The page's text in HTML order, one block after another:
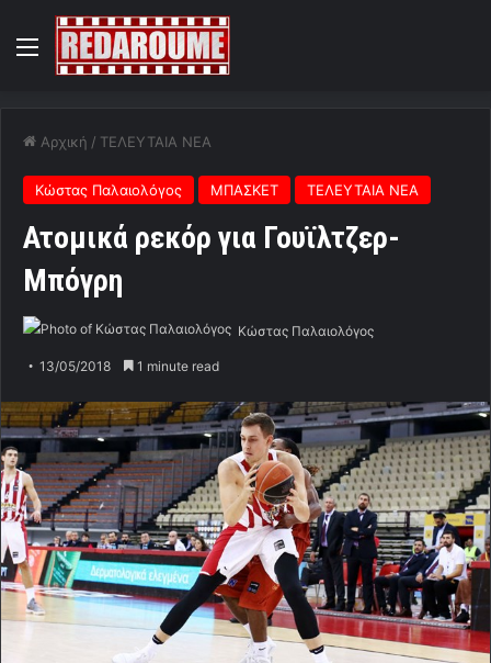
Menu
Αρχική / ΤΕΛΕΥΤΑΙΑ ΝΕΑ
Κώστας Παλαιολόγος ΜΠΑΣΚΕΤ ΤΕΛΕΥΤΑΙΑ ΝΕΑ
Ατομικά ρεκόρ για Γουϊλτζερ-
Μπόγρη
Κώστας Παλαιολόγος
13/05/2018 1 minute read